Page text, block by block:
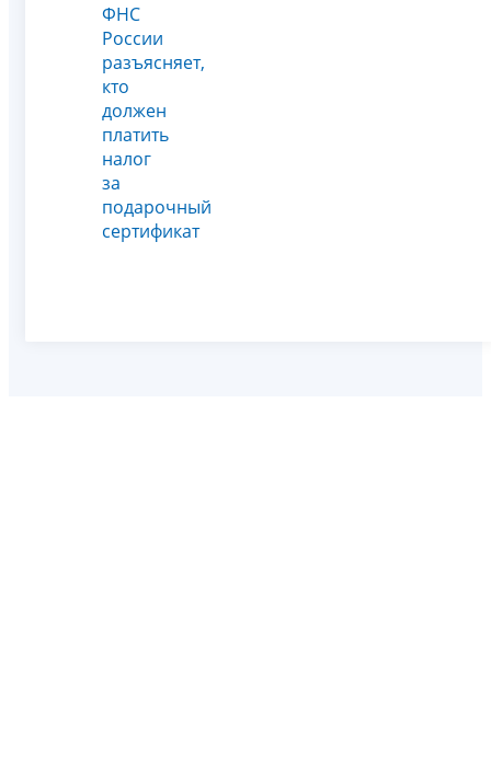
ФНС
России
разъясняет,
кто
должен
платить
налог
за
подарочный
сертификат